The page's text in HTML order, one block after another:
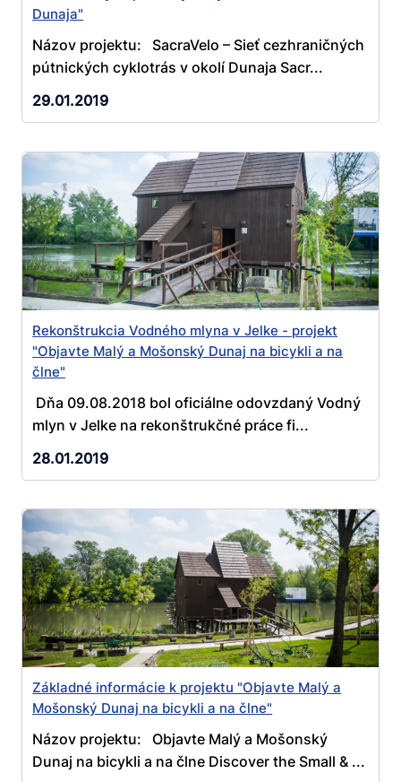
Dunaja"
Názov projektu: SacraVelo – Sieť cezhraničných
pútnických cyklotrás v okolí Dunaja Sacr...
29.01.2019
Rekonštrukcia Vodného mlyna v Jelke - projekt
"Objavte Malý a Mošonský Dunaj na bicykli a na
člne"
Dňa 09.08.2018 bol oficiálne odovzdaný Vodný
mlyn v Jelke na rekonštrukčné práce fi...
28.01.2019
Základné informácie k projektu "Objavte Malý a
Mošonský Dunaj na bicykli a na člne"
Názov projektu: Objavte Malý a Mošonský
Dunaj na bicykli a na člne Discover the Small & ...